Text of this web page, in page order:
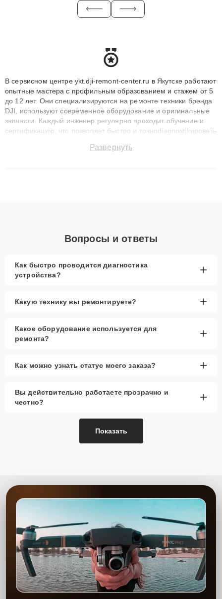
В сервисном центре ykt.dji-remont-center.ru в Якутске работают
опытные мастера с профильным образованием и стажем от 5
до 12 лет. Они специализируются на ремонте техники бренда
DJI, используют современное оборудование и оригинальные
запчасти. Каждый инженер регулярно проходит обучение и
сертификацию, что позволяет быстро и точноdiagnostikировать
до 3 лет. Наши мастера решают сложные случаи: от замены
Развернуть
Вопросы и ответы
Как быстро проводится диагностика
устройства?
+
Какую технику вы ремонтируете? +
Какое оборудование используется для
ремонта?
+
Как можно узнать статус моего заказа? +
Вы действительно работаете прозрачно и
честно?
+
Показать